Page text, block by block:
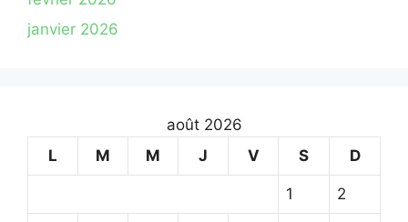
janvier 2026
août 2026
L
M M J V S D
1 2